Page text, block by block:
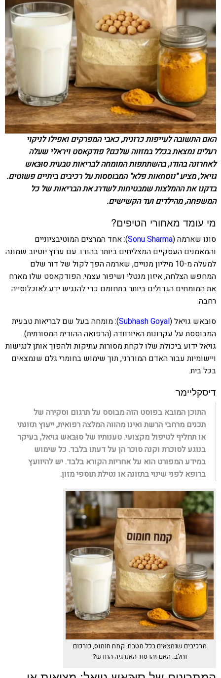
האם התשובה לעייפות כרונית, כאבי המפרקים ואפילו לניקוי
רעלים נמצאת בכלל במזווה שלכם? פודקאסט ויראלי שעלה
לאחרונה בהודו, בהשתתפות המומחה לבריאות טבעית סוּבּאש
גויאל, מציע "נוסחאות פלא" המבוססות על רכיבים ביתיים פשוטים.
בדקנו את ההמלצות שמבטיחות לשדרג את הבריאות של כל
המשפחה, מהילדים ועד הקשישים.
מי עומד מאחורי הטיפים?
סונו שארמה (Sonu Sharma): אחד המרצים המוטיבציוניים
והמאמנים העסקיים המצליחים ביותר בהודו. עם ערוץ יוטיוב שמונה
למעלה מ-10 מיליון מנויים, שארמה הפך לקול של דור שלם
המחפש הצלחה, איזון מנטלי ושיפור עצמי. הפודקאסט שלו מארח
את המומחים הגדולים ביותר בתחומם כדי להנגיש ידע לאוכלוסייה
רחבה.
סוּבּאש גויאל ( Subhash Goyal
): מומחה בעל שם לבריאות טבעית
המבוססת על עקרונות האיורוודה (הרפואה ההודית המסורתית).
גויאל ידוע ביכולת שלו לקחת מסורות עתיקות ולהפוך אותן לנגישות
ויישומיות עבור האדם המודרני, תוך שימוש בחומרי גלם שנמצאים
בכל בית.
דיסקליימר
התוכן המובא בפוסט הזה מבוסס על תרגום וסקירה של
תכנים מרחבי הרשת ואינו מהווה המלצה רפואית, ייעוץ תזונתי
או תחליף לטיפול מקצועי. טענותיו של סוּבּאש גויאל, בעיקר
בנוגע לסוכרת וקנה סוכר הן על דעתו בלבד. כל שימוש
במידע המפורט הוא על אחריות הקורא בלבד. יש להיוועץ
ברופא לפני שינוי בתזונה או נטילת תוספי מזון.
מרכיבים שנמצאים בכל מטבח: קמח חומוס, כורכום
וחלב. האם זהו סוד האנרגיה החדש?